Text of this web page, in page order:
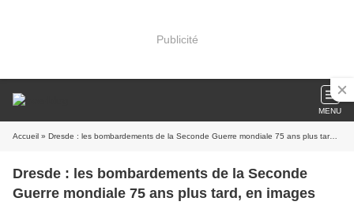
Publicité
MENU
Accueil » Dresde : les bombardements de la Seconde Guerre mondiale 75 ans plus tard, en images
Dresde : les bombardements de la Seconde
Guerre mondiale 75 ans plus tard, en images